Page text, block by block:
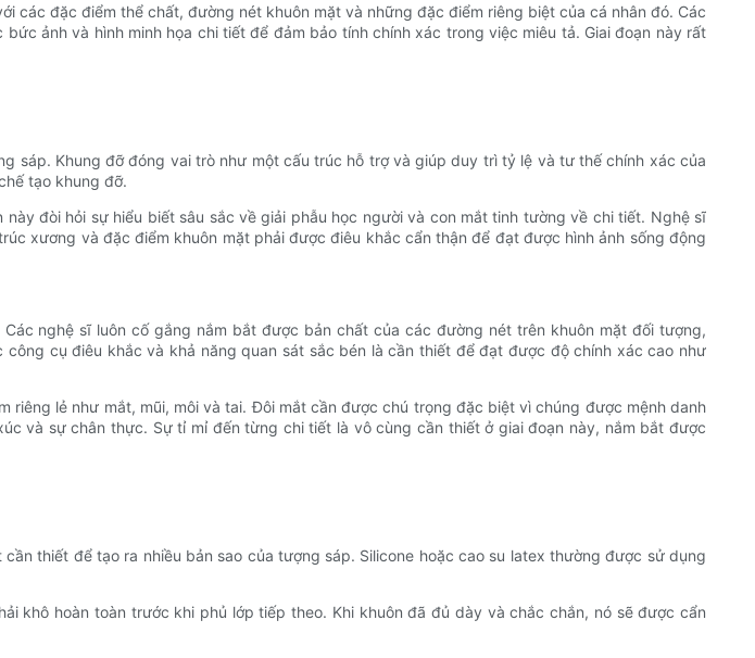
các đặc điểm thể chất, đường nét khuôn mặt và những đặc điểm riêng biệt của cá nhân đó. Các
ảnh và hình minh họa chi tiết để đảm bảo tính chính xác trong việc miêu tả. Giai đoạn này rất
sáp. Khung đỡ đóng vai trò như một cấu trúc hỗ trợ và giúp duy trì tỷ lệ và tư thế chính xác của
tạo khung đỡ.
đòi hỏi sự hiểu biết sâu sắc về giải phẫu học người và con mắt tinh tường về chi tiết. Nghệ sĩ
xương và đặc điểm khuôn mặt phải được điêu khắc cẩn thận để đạt được hình ảnh sống động
nghệ sĩ luôn cố gắng nắm bắt được bản chất của các đường nét trên khuôn mặt đối tượng,
cụ điêu khắc và khả năng quan sát sắc bén là cần thiết để đạt được độ chính xác cao như
lẻ như mắt, mũi, môi và tai. Đôi mắt cần được chú trọng đặc biệt vì chúng được mệnh danh
và sự chân thực. Sự tỉ mỉ đến từng chi tiết là vô cùng cần thiết ở giai đoạn này, nắm bắt được
thiết để tạo ra nhiều bản sao của tượng sáp. Silicone hoặc cao su latex thường được sử dụng
khô hoàn toàn trước khi phủ lớp tiếp theo. Khi khuôn đã đủ dày và chắc chắn, nó sẽ được cẩn